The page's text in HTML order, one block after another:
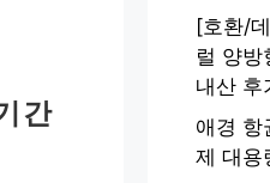
간
[호환/
럴 양
내산 후
애경 항
제 대용